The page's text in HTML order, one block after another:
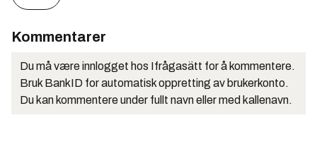
Kommentarer
Du må være innlogget hos Ifrågasätt for å kommentere.
Bruk BankID for automatisk oppretting av brukerkonto.
Du kan kommentere under fullt navn eller med kallenavn.